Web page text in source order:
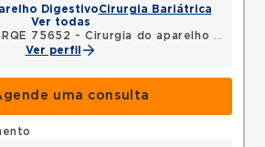
DigestivoCirurgia Bariátrica
Ver todas
RQE 75652 - Cirurgia do aparelho digestivo
Ver perfil
uma consulta